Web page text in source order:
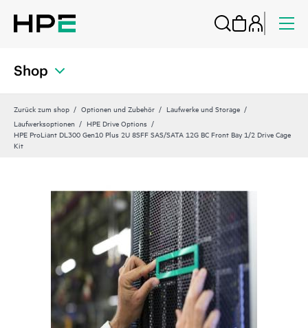
Shop
Zurück zum shop Optionen und Zubehör
Laufwerke und Storage
Laufwerksoptionen
HPE Drive Options
HPE ProLiant DL300 Gen10 Plus 2U 8SFF SAS/SATA 12G BC Front Bay 1/2 Drive Cage
Kit